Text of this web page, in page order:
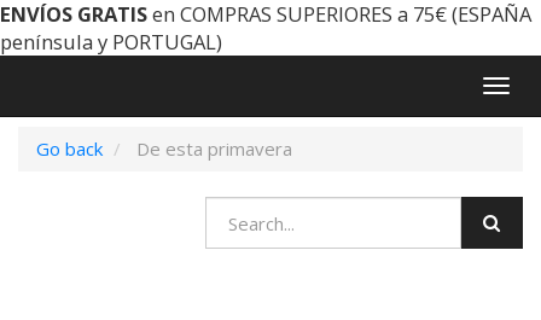
ENVÍOS GRATISen COMPRAS SUPERIORES a 75€ (ESPAÑA
península y PORTUGAL)
Go back
De esta primavera